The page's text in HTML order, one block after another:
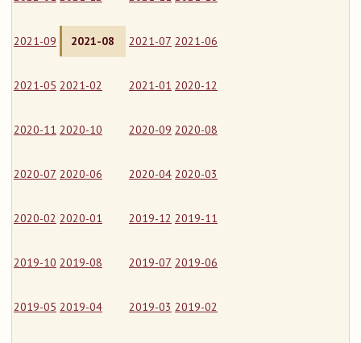
2021-09 2021-08 2021-07 2021-06
2021-05 2021-02 2021-01 2020-12
2020-11 2020-10 2020-09 2020-08
2020-07 2020-06 2020-04 2020-03
2020-02 2020-01 2019-12 2019-11
2019-10 2019-08 2019-07 2019-06
2019-05 2019-04 2019-03 2019-02